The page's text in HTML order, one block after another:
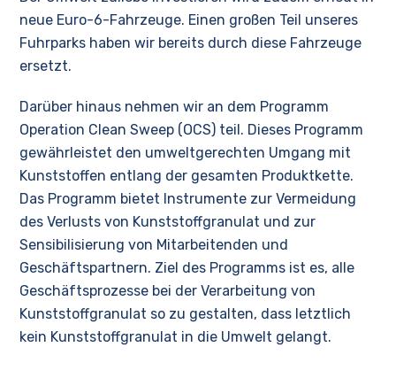
neue Euro-6-Fahrzeuge. Einen großen Teil unseres
Fuhrparks haben wir bereits durch diese Fahrzeuge
ersetzt.
Darüber hinaus nehmen wir an dem Programm
Operation Clean Sweep (OCS) teil. Dieses Programm
gewährleistet den umweltgerechten Umgang mit
Kunststoffen entlang der gesamten Produktkette.
Das Programm bietet Instrumente zur Vermeidung
des Verlusts von Kunststoffgranulat und zur
Sensibilisierung von Mitarbeitenden und
Geschäftspartnern. Ziel des Programms ist es, alle
Geschäftsprozesse bei der Verarbeitung von
Kunststoffgranulat so zu gestalten, dass letztlich
kein Kunststoffgranulat in die Umwelt gelangt.